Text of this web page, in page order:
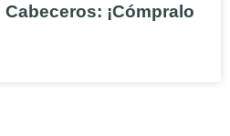
¡Cómpralo